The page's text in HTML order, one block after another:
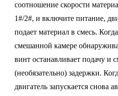
соотношение скорости
1#/2#, и включите питание,
подает материал в смесь.
смешанной камере
винт останавливает подачу и
(необязательно) задержки.
двигатель запускается снова